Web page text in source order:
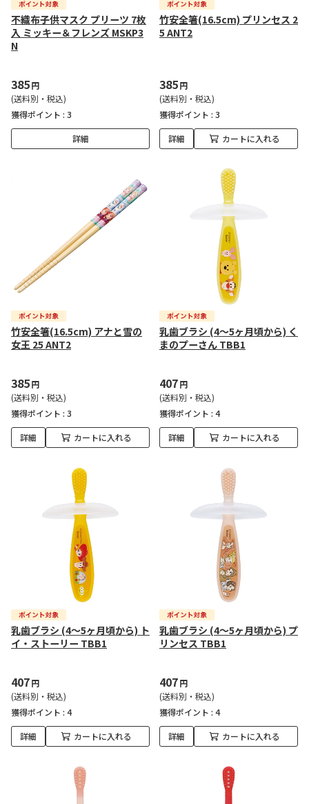
不織布子供マスク プリーツ 7枚
入 ミッキー＆フレンズ MSKP3
N
385円
(送料別・税込)
獲得ポイント : 3
詳細
竹安全箸(16.5cm) プリンセス 2
5 ANT2
385円
(送料別・税込)
獲得ポイント : 3
詳細 カートに入れる
竹安全箸(16.5cm) アナと雪の
女王 25 ANT2
385円
(送料別・税込)
獲得ポイント : 3
詳細 カートに入れる
乳歯ブラシ (4～5ヶ月頃から) く
まのプーさん TBB1
407円
(送料別・税込)
獲得ポイント : 4
詳細 カートに入れる
乳歯ブラシ (4～5ヶ月頃から) ト
イ・ストーリー TBB1
407円
(送料別・税込)
獲得ポイント : 4
詳細 カートに入れる
乳歯ブラシ (4～5ヶ月頃から) プ
リンセス TBB1
407円
(送料別・税込)
獲得ポイント : 4
詳細 カートに入れる